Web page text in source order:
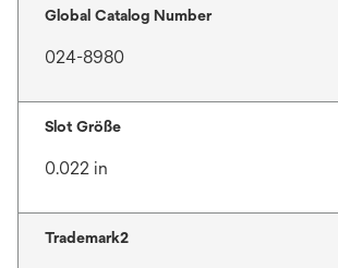
Global Catalog Number
024-8980
Slot Größe
0.022 in
Trademark2